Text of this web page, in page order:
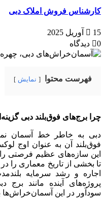
کارشناس فروش املاک دبی
15 آوریل 2025
0 دیدگاه
فهرست محتوا نمایش
چرا برج‌های فوق‌بلند دبی
دبی به خاطر خط آسمان
فوق‌بلند آن به عنوان اوج
این سازه‌های عظیم فرصتی
تا بخشی از تاریخ معماری را در
اجاره و رشد سرمایه
پروژه‌های آینده مانند
سودآور در این آسمان‌خراش‌ها